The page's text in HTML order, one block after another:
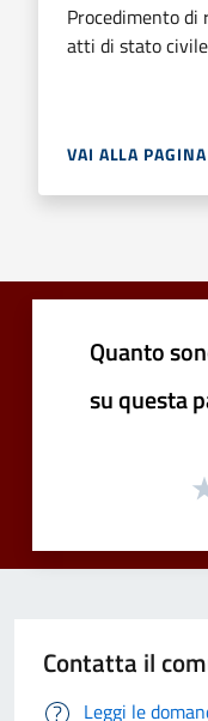
Procedimento
atti di stato civile
VAI ALLA PAGINA
Quanto
su questa
Contatta il
Leggi le